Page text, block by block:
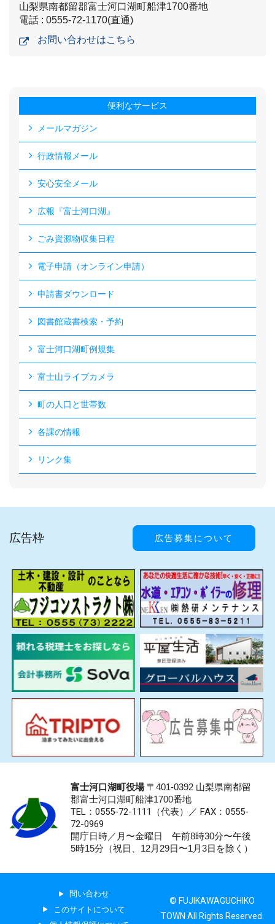
山梨県南都留郡富士河口湖町船津1700番地
電話 : 0555-72-1170(直通)
お問い合わせはこちら
便利なサービス
メールマガジン
行政情報メール
安心安全メール
広報『富士河口湖』
ごみ資源物収集日程
電子申請（オンライン申請）
申請書ダウンロード
図書館蔵書検索・予約
富士河口湖町例規集
富士山ライブカメラ
町の人口と世帯数
各課の情報
リンク集
広告枠 広告募集について
富士河口湖町役場〒401-0392 山梨県南都留
郡富士河口湖町船津1700番地
TEL：0555-72-1111 （代表）／ FAX：0555-
72-0969
開庁日時／月〜金曜日 午前8時30分〜午後
5時15分（祝日、12月29日〜1月3日を除く）
問い合わせ
このサイトについて
© FUJIKAWAGUCHIKO
TOWN All Rights Reserved.